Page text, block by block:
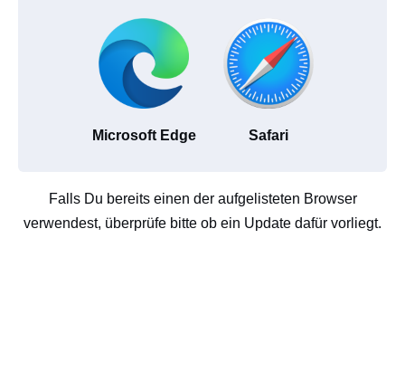
Microsoft Edge Safari
Falls Du bereits einen der aufgelisteten Browser
verwendest, überprüfe bitte ob ein Update dafür vorliegt.